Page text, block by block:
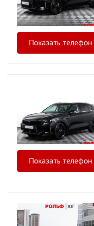
Показать телефон
Показать телефон